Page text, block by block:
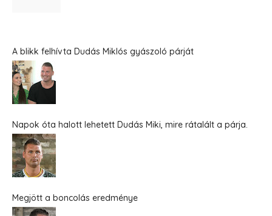
A blikk felhívta Dudás Miklós gyászoló párját
Napok óta halott lehetett Dudás Miki, mire rátalált a párja.
Megjött a boncolás eredménye